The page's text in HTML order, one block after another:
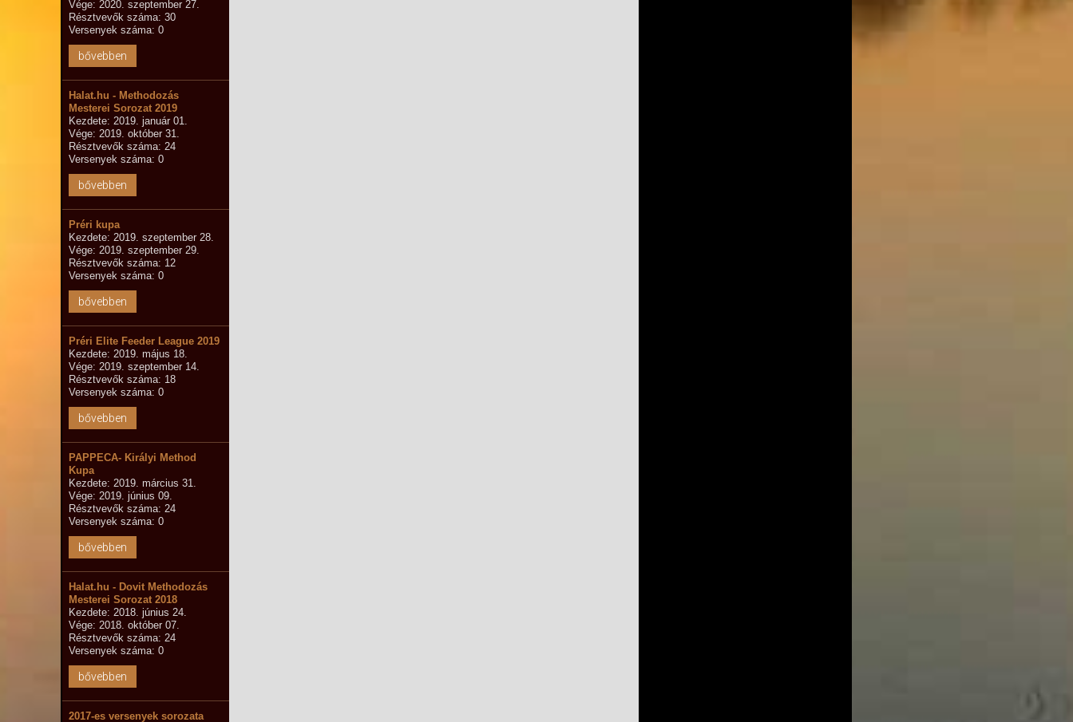
Vége: 2020. szeptember 27.
Résztvevők száma: 30
Versenyek száma: 0
bővebben
Halat.hu - Methodozás
Mesterei Sorozat 2019
Kezdete: 2019. január 01.
Vége: 2019. október 31.
Résztvevők száma: 24
Versenyek száma: 0
bővebben
Préri kupa
Kezdete: 2019. szeptember 28.
Vége: 2019. szeptember 29.
Résztvevők száma: 12
Versenyek száma: 0
bővebben
Préri Elite Feeder League 2019
Kezdete: 2019. május 18.
Vége: 2019. szeptember 14.
Résztvevők száma: 18
Versenyek száma: 0
bővebben
PAPPECA- Királyi Method
Kupa
Kezdete: 2019. március 31.
Vége: 2019. június 09.
Résztvevők száma: 24
Versenyek száma: 0
bővebben
Halat.hu - Dovit Methodozás
Mesterei Sorozat 2018
Kezdete: 2018. június 24.
Vége: 2018. október 07.
Résztvevők száma: 24
Versenyek száma: 0
bővebben
2017-es versenyek sorozata